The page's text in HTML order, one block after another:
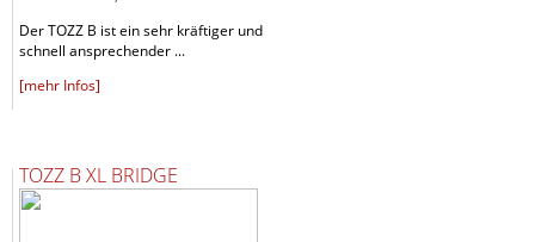
Der TOZZ B ist ein sehr kräftiger und
schnell ansprechender ...
[mehr Infos]
TOZZ B XL BRIDGE